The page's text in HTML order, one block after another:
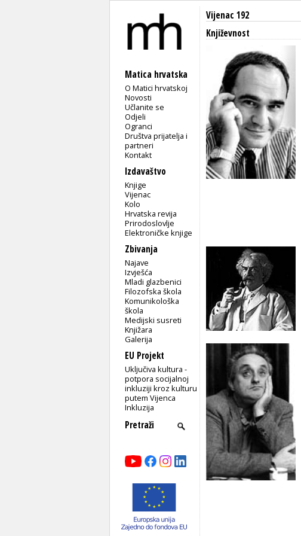
Matica hrvatska
O Matici hrvatskoj
Novosti
Učlanite se
Odjeli
Ogranci
Društva prijatelja i
partneri
Kontakt
Izdavaštvo
Knjige
Vijenac
Kolo
Hrvatska revija
Prirodoslovlje
Elektroničke knjige
Zbivanja
Najave
Izvješća
Mladi glazbenici
Filozofska škola
Komunikološka
škola
Medijski susreti
Knjižara
Galerija
EU Projekt
Uključiva kultura -
potpora socijalnoj
inkluziji kroz kulturu
putem Vijenca
Inkluzija
Vijenac 192
Književnost